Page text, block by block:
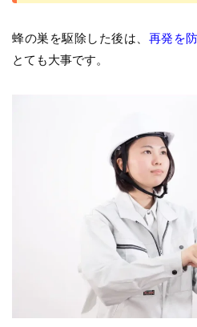
蜂の巣を駆除した後は、 再発を
とても大事です。